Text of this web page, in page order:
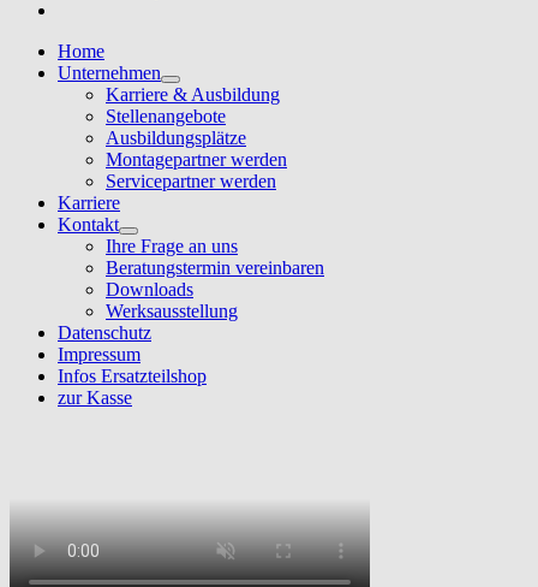
Home
Unternehmen
Karriere & Ausbildung
Stellenangebote
Ausbildungsplätze
Montagepartner werden
Servicepartner werden
Karriere
Kontakt
Ihre Frage an uns
Beratungstermin vereinbaren
Downloads
Werksausstellung
Datenschutz
Impressum
Infos Ersatzteilshop
zur Kasse